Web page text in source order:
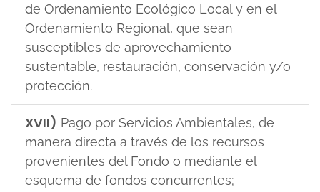
de Ordenamiento Ecológico Local y en el
Ordenamiento Regional, que sean
susceptibles de aprovechamiento
sustentable, restauración, conservación y/o
protección.
XVII) Pago por Servicios Ambientales, de
manera directa a través de los recursos
provenientes del Fondo o mediante el
esquema de fondos concurrentes;